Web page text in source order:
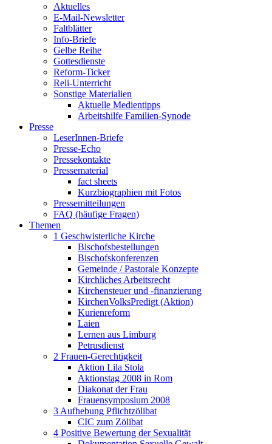
Aktuelles
E-Mail-Newsletter
Faltblätter
Info-Briefe
Gelbe Reihe
Gottesdienste
Reform-Ticker
Reli-Unterricht
Sonstige Materialien
Aktuelle Medientipps
Arbeitshilfe Familien-Synode
Presse
LeserInnen-Briefe
Presse-Echo
Pressekontakte
Pressematerial
fact sheets
Kurzbiographien mit Fotos
Pressemitteilungen
FAQ (häufige Fragen)
Themen
1 Geschwisterliche Kirche
Bischofsbestellungen
Bischofskonferenzen
Gemeinde / Pastorale Konzepte
Kirchliches Arbeitsrecht
Kirchensteuer und -finanzierung
KirchenVolksPredigt (Aktion)
Kurienreform
Laien
Lernen aus Limburg
Petrusdienst
2 Frauen-Gerechtigkeit
Aktion Lila Stola
Aktionstag 2008 in Rom
Diakonat der Frau
Frauensymposium 2008
3 Aufhebung Pflichtzölibat
CIC zum Zölibat
4 Positive Bewertung der Sexualität